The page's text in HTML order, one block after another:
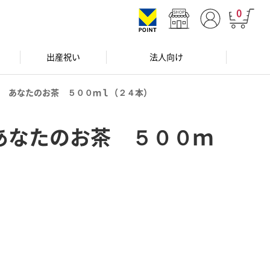
0
出産祝い 法人向け
あなたのお茶 ５００ｍｌ（２４本）
たのお茶 ５００ｍ